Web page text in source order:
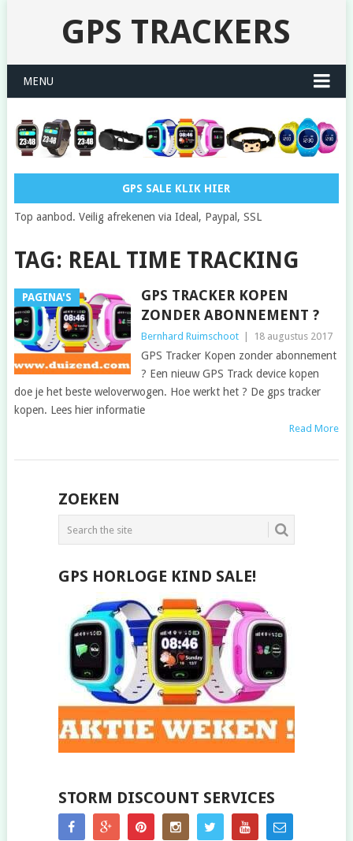
GPS TRACKERS
MENU
GPS SALE KLIK HIER
Top aanbod. Veilig afrekenen via Ideal, Paypal, SSL
TAG: REAL TIME TRACKING
PAGINA'S
GPS TRACKER KOPEN
ZONDER ABONNEMENT ?
Bernhard Ruimschoot 18 augustus 2017
GPS Tracker Kopen zonder abonnement
? Een nieuw GPS Track device kopen
doe je het beste weloverwogen. Hoe werkt het ? De gps tracker
kopen. Lees hier informatie
Read More
POSTS
NAVIGATION
ZOEKEN
GPS HORLOGE KIND SALE!
STORM DISCOUNT SERVICES